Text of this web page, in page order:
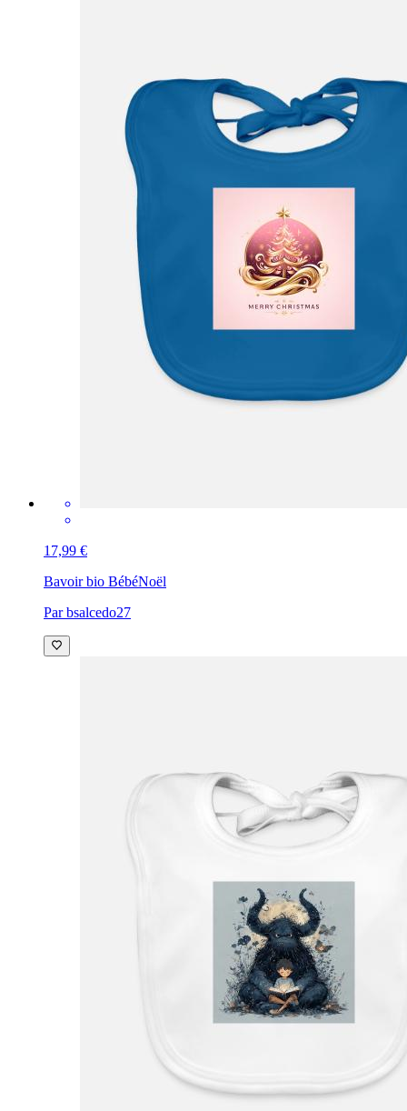
17,99 €
Bavoir bio BébéNoël
Par bsalcedo27